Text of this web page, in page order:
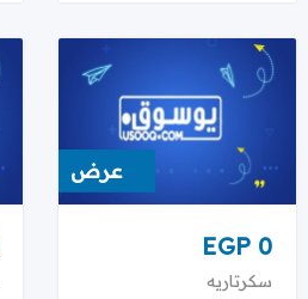
عرض
EGP 0
سكرتاريه